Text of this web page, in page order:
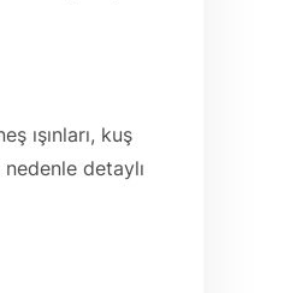
ışınları, kuş
detaylı